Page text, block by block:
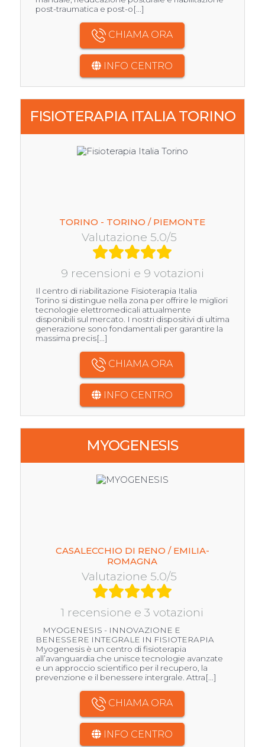
post-traumatica e post-o[...]
CHIAMA ORA
INFO CENTRO
FISIOTERAPIA ITALIA TORINO
TORINO - TORINO / PIEMONTE
Valutazione 5.0/5
9 recensioni e 9 votazioni
Il centro di riabilitazione Fisioterapia Italia
Torino si distingue nella zona per offrire le migliori
tecnologie elettromedicali attualmente
disponibili sul mercato. I nostri dispositivi di ultima
generazione sono fondamentali per garantire la
massima precis[...]
CHIAMA ORA
INFO CENTRO
MYOGENESIS
CASALECCHIO DI RENO / EMILIA-
ROMAGNA
Valutazione 5.0/5
1 recensione e 3 votazioni
MYOGENESIS - INNOVAZIONE E
BENESSERE INTEGRALE IN FISIOTERAPIA
Myogenesis è un centro di fisioterapia
all’avanguardia che unisce tecnologie avanzate
e un approccio scientifico per il recupero, la
prevenzione e il benessere intergrale. Attra[...]
CHIAMA ORA
INFO CENTRO